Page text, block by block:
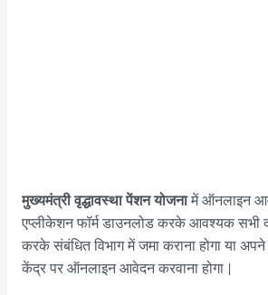
मुख्यमंत्री वृद्धावस्था पेंशन योजनामें ऑनलाइन
एप्लीकेशन फॉर्म डाउनलोड करके आवश्यक सभी
करके संबंधित विभाग में जमा कराना होगा या
केंद्र पर ऑनलाइन आवेदन करवाना होगा |